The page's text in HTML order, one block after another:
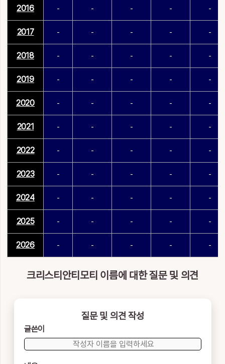
2016 - - - - -
2017 - - - - -
2018 - - - - -
2019 - - - - -
2020 - - - - -
2021 - - - - -
2022 - - - - -
2023 - - - - -
2024 - - - - -
2025 - - - - -
2026 - - - - -
크리스티안티모티 이름에 대한 질문 및 의견
질문 및 의견 작성
글쓴이